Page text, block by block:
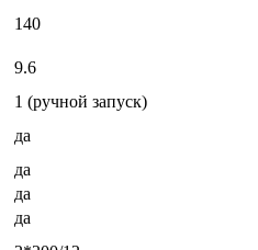
140
9.6
1 (ручной запуск)
да
да
да
да